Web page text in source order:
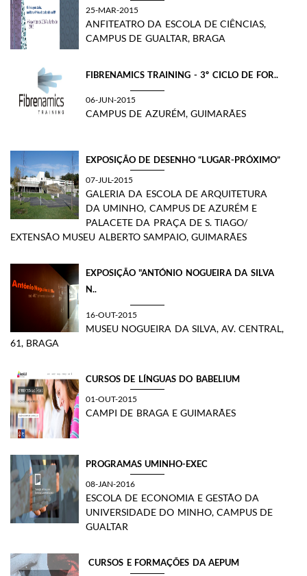
25-MAR-2015
ANFITEATRO DA ESCOLA DE CIÊNCIAS,
CAMPUS DE GUALTAR, BRAGA
FIBRENAMICS TRAINING - 3º CICLO DE FOR..
06-JUN-2015
CAMPUS DE AZURÉM, GUIMARÃES
EXPOSIÇÃO DE DESENHO “LUGAR-PRÓXIMO”
07-JUL-2015
GALERIA DA ESCOLA DE ARQUITETURA
DA UMINHO, CAMPUS DE AZURÉM E
PALACETE DA PRAÇA DE S. TIAGO/
EXTENSÃO MUSEU ALBERTO SAMPAIO, GUIMARÃES
EXPOSIÇÃO "ANTÓNIO NOGUEIRA DA SILVA
N..
16-OUT-2015
​MUSEU NOGUEIRA DA SILVA, AV. CENTRAL,
61, BRAGA​
CURSOS DE LÍNGUAS DO BABELIUM
01-OUT-2015
CAMPI DE BRAGA E GUIMARÃES
PROGRAMAS UMINHO-EXEC
08-JAN-2016
ESCOLA DE ECONOMIA E GESTÃO DA
UNIVERSIDADE DO MINHO, CAMPUS DE
GUALTAR
​ CURSOS E FORMAÇÕES DA AEPUM